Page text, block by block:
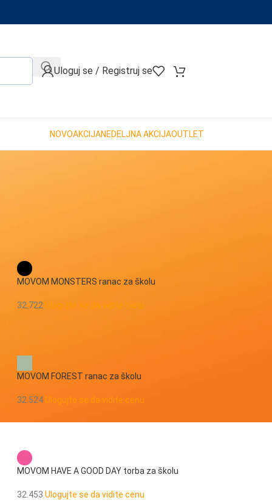
When autocomplete results are available use up and down
Uloguj se / Registruj se
NOVOAKCIJANEDELJNA AKCIJAOUTLET
MOVOM MONSTERS ranac za školu
32.722 Ulogujte se da vidite cenu
MOVOM FOREST ranac za školu
32.524 Ulogujte se da vidite cenu
MOVOM HAVE A GOOD DAY torba za školu
32.453 Ulogujte se da vidite cenu